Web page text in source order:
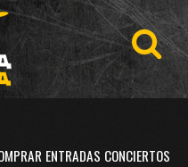
ENTRADAS CONCIERTOS